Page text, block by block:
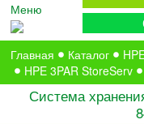
Меню
Главная Каталог
HPE 3PAR StoreServ
Система